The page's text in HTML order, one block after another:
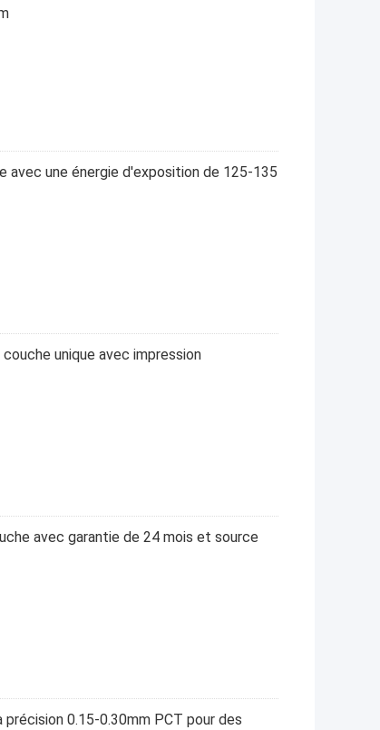
avec une énergie d'exposition de 125-135
unique avec impression
avec garantie de 24 mois et source
0.15-0.30mm PCT pour des